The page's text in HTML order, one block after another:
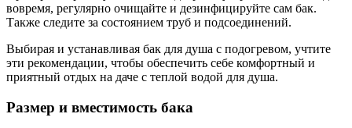
вовремя, регулярно очищайте и дезинфицируйте сам бак.
Также следите за состоянием труб и подсоединений.
Выбирая и устанавливая бак для душа с подогревом, учтите
эти рекомендации, чтобы обеспечить себе комфортный и
приятный отдых на даче с теплой водой для душа.
Размер и вместимость бака